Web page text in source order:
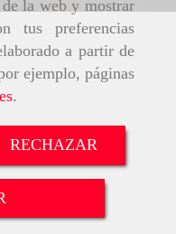
la web y mostrar
tus preferencias
a partir de
ejemplo, páginas
.
RECHAZAR